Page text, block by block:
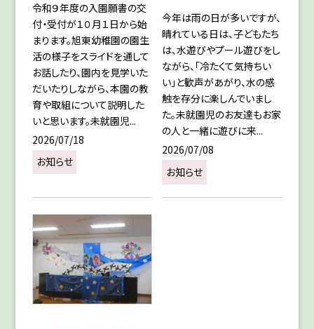
令和９年度の入園願書の交
付・受付が１０月１日から始
まります。旭東幼稚園の園生
活の様子をスライドを通して
お話したり、園内を見学いた
だいたりしながら、本園の教
育や取組について説明した
いと思います。未就園児...
2026/07/18
お知らせ
今年は雨の日が多いですが、
晴れている日は、子どもたち
は、水遊びやプール遊びをし
ながら、「冷たくて気持ちい
い」と歓声があがり、水の感
触を存分に楽しんでいまし
た。未就園児のお友達もお家
の人と一緒に遊びに来...
2026/07/08
お知らせ